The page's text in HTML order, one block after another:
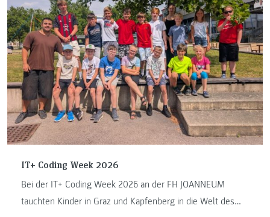
IT+ Coding Week 2026
Bei der IT+ Coding Week 2026 an der FH JOANNEUM
tauchten Kinder in Graz und Kapfenberg in die Welt des